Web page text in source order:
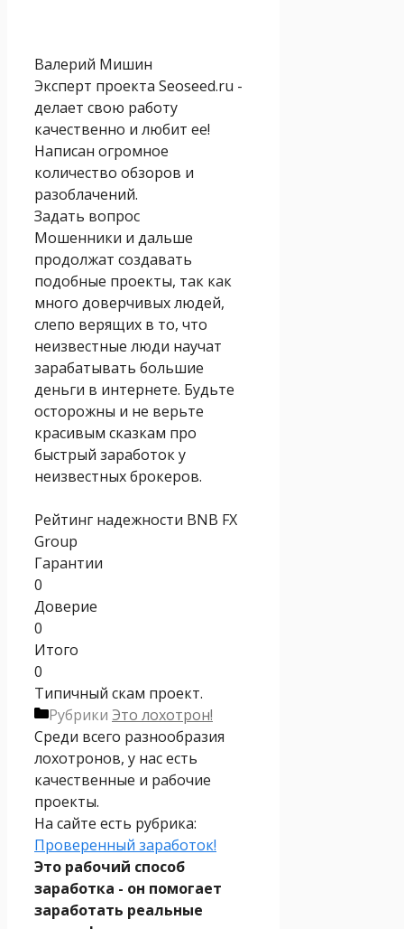
Валерий Мишин
Эксперт проекта Seoseed.ru -
делает свою работу
качественно и любит ее!
Написан огромное
количество обзоров и
разоблачений.
Задать вопрос
Мошенники и дальше
продолжат создавать
подобные проекты, так как
много доверчивых людей,
слепо верящих в то, что
неизвестные люди научат
зарабатывать большие
деньги в интернете. Будьте
осторожны и не верьте
красивым сказкам про
быстрый заработок у
неизвестных брокеров.
Рейтинг надежности BNB FX
Group
Гарантии
0
Доверие
0
Итого
0
Типичный скам проект.
Рубрики Это лохотрон!
Среди всего разнообразия
лохотронов, у нас есть
качественные и рабочие
проекты.
На сайте есть рубрика:
Проверенный заработок!
Это рабочий способ
заработка - он помогает
заработать реальные